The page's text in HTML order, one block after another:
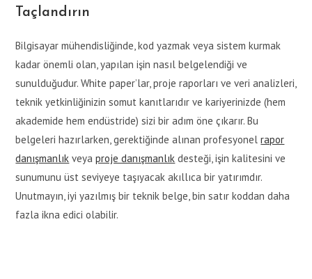
Taçlandırın
Bilgisayar mühendisliğinde, kod yazmak veya sistem kurmak
kadar önemli olan, yapılan işin nasıl belgelendiği ve
sunulduğudur. White paper’lar, proje raporları ve veri analizleri,
teknik yetkinliğinizin somut kanıtlarıdır ve kariyerinizde (hem
akademide hem endüstride) sizi bir adım öne çıkarır. Bu
belgeleri hazırlarken, gerektiğinde alınan profesyonelrapor
danışmanlık veyaproje danışmanlık desteği, işin kalitesini ve
sunumunu üst seviyeye taşıyacak akıllıca bir yatırımdır.
Unutmayın, iyi yazılmış bir teknik belge, bin satır koddan daha
fazla ikna edici olabilir.